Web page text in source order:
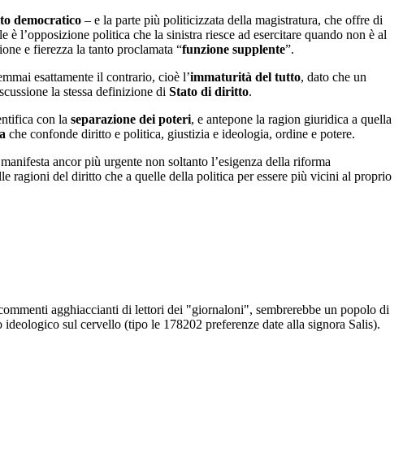
democratico – e la parte più politicizzata della magistratura, che offre di
l’opposizione politica che la sinistra riesce ad esercitare quando non è al
e fierezza la tanto proclamata “funzione supplente”.
esattamente il contrario, cioè l’immaturità del tutto, dato che un
la stessa definizione di Stato di diritto.
con la separazione dei poteri, e antepone la ragion giuridica a quella
che confonde diritto e politica, giustizia e ideologia, ordine e potere.
ancor più urgente non soltanto l’esigenza della riforma
ragioni del diritto che a quelle della politica per essere più vicini al proprio